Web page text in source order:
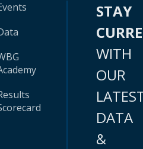
STAY
WITH
OUR
DATA
&